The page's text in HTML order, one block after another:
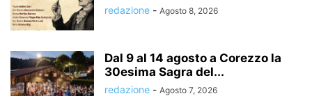
redazione - Agosto 8, 2026
Dal 9 al 14 agosto a Corezzo la
30esima Sagra del...
redazione - Agosto 7, 2026